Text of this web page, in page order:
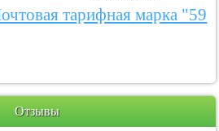
тарифная марка "59
Отзывы